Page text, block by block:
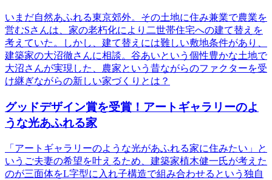
いまだ自然あふれる東京郊外。その土地に住み兼業で農業を
営むSさんは、家の老朽化により二世帯住宅への建て替えを
考えていた。しかし、建て替えには難しい敷地条件があり、
建築家の大沼徹さんに相談。谷あいという個性豊かな土地で
大沼さんが実現した、農家という昔ながらのファクターを受
け継ぎながらの新しい家づくりとは？
グッドデザイン賞を受賞！アートギャラリーのよ
うな光あふれる家
「アートギャラリーのような光があふれる家に住みたい」と
いうご夫妻の希望を叶えるため、建築家植木健一氏が考えた
のが三面体をL字型に入れ子構造で組み合わせるという独自